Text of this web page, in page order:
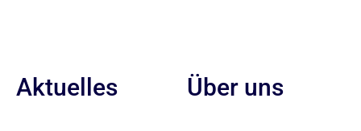
Aktuelles Über uns